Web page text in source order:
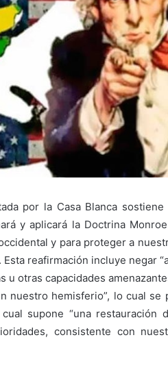
por la Casa Blanca
y aplicará la Doctrina
y para proteger a
reafirmación incluye negar
otras capacidades
nuestro hemisferio”, lo cual se
supone “una restauración
consistente con